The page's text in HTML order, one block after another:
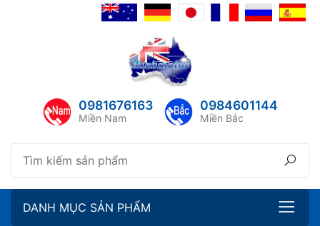
0981676163
Miền Nam
0984601144
Miền Bắc
DANH MỤC SẢN PHẨM